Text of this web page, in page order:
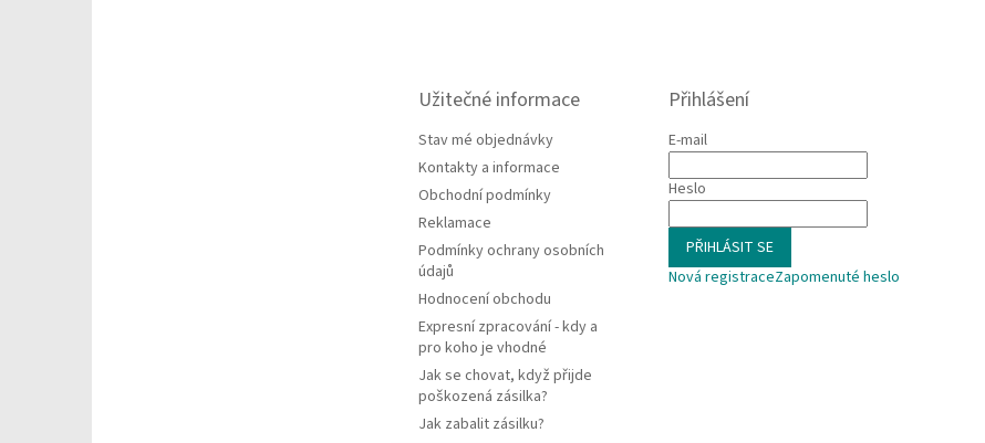
Užitečné informace
Stav mé objednávky
Kontakty a informace
Obchodní podmínky
Reklamace
Podmínky ochrany osobních
údajů
Hodnocení obchodu
Expresní zpracování - kdy a
pro koho je vhodné
Jak se chovat, když přijde
poškozená zásilka?
Jak zabalit zásilku?
Přihlášení
E-mail
Heslo
PŘIHLÁSIT SE
Nová registraceZapomenuté heslo